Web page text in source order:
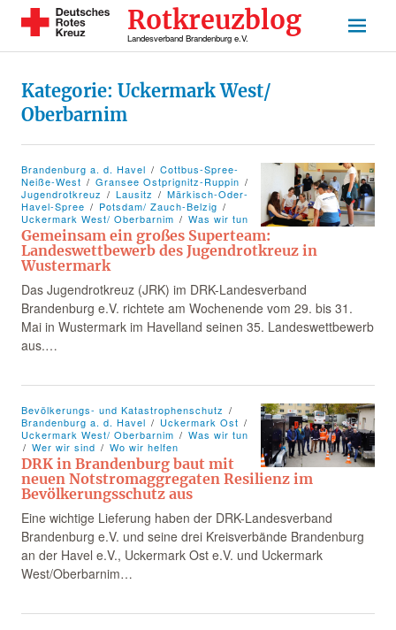
Rotkreuzblog
Landesverband Brandenburg e.V.
Kategorie: Uckermark West/
Oberbarnim
Brandenburg a. d. Havel
Cottbus-Spree-
Neiße-West
Gransee Ostprignitz-Ruppin
Jugendrotkreuz
Lausitz
Märkisch-Oder-
Havel-Spree
Potsdam/ Zauch-Belzig
Uckermark West/ Oberbarnim
Was wir tun
Gemeinsam ein großes Superteam:
Landeswettbewerb des Jugendrotkreuz in
Wustermark
Das Jugendrotkreuz (JRK) im DRK-Landesverband
Brandenburg e.V. richtete am Wochenende vom 29. bis 31.
Mai in Wustermark im Havelland seinen 35. Landeswettbewerb
aus.…
Bevölkerungs- und Katastrophenschutz
Brandenburg a. d. Havel
Uckermark Ost
Uckermark West/ Oberbarnim
Was wir tun
Wer wir sind
Wo wir helfen
DRK in Brandenburg baut mit
neuen Notstromaggregaten Resilienz im
Bevölkerungsschutz aus
Eine wichtige Lieferung haben der DRK-Landesverband
Brandenburg e.V. und seine drei Kreisverbände Brandenburg
an der Havel e.V., Uckermark Ost e.V. und Uckermark
West/Oberbarnim…